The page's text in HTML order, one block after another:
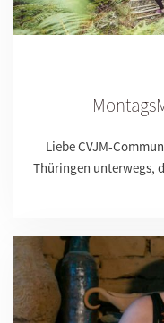
Liebe CVJM-
Thüringen unterwegs,